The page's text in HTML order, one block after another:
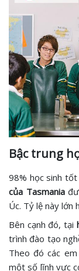
Bậc trung
98% học sinh
của Tasmania
Úc. Tỷ lệ này lớn
Bên cạnh đó, tại
trình đào tạo
Theo đó các
một số lĩnh vực